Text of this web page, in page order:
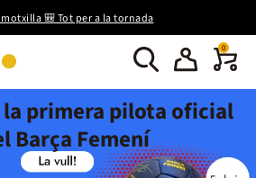
🎒 Tot per a la tornada
0
la primera pilota oficial
Barça Femení